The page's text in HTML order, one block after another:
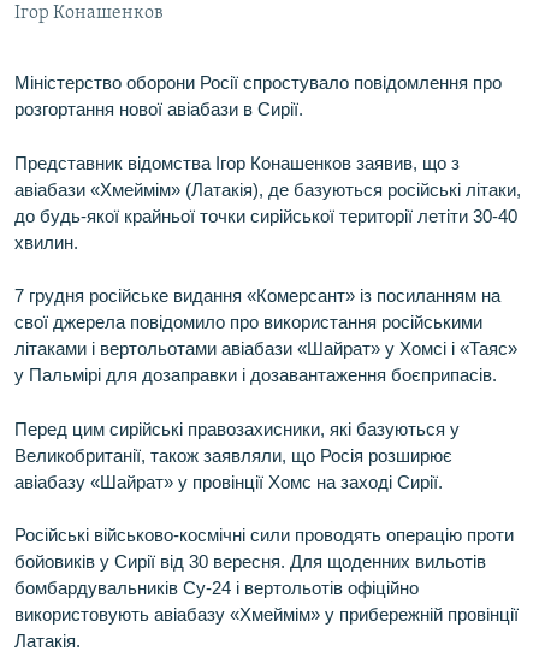
ІНФОГРАФІКА
ДОЛУЧАЙСЯ!
Ігор Конашенков
Міністерство оборони Росії спростувало повідомлення про
розгортання нової авіабази в Сирії.
Представник відомства Ігор Конашенков заявив, що з
авіабази «Хмеймім» (Латакія), де базуються російські літаки,
до будь-якої крайньої точки сирійської території летіти 30-40
хвилин.
7 грудня російське видання «Комерсант» із посиланням на
свої джерела повідомило про використання російськими
літаками і вертольотами авіабази «Шайрат» у Хомсі і «Таяс»
у Пальмірі для дозаправки і дозавантаження боєприпасів.
Перед цим сирійські правозахисники, які базуються у
Великобританії, також заявляли, що Росія розширює
авіабазу «Шайрат» у провінції Хомс на заході Сирії.
Російські військово-космічні сили проводять операцію проти
бойовиків у Сирії від 30 вересня. Для щоденних вильотів
бомбардувальників Су-24 і вертольотів офіційно
використовують авіабазу «Хмеймім» у прибережній провінції
Латакія.